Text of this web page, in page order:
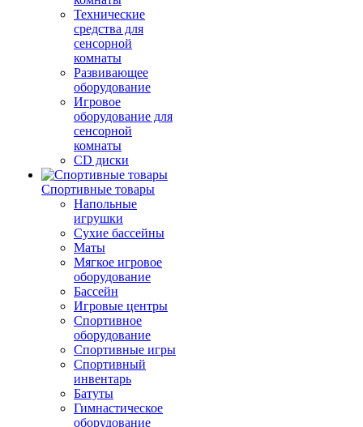
Технические
средства для
сенсорной
комнаты
Развивающее
оборудование
Игровое
оборудование для
сенсорной
комнаты
CD диски
Спортивные товары
Напольные
игрушки
Сухие бассейны
Маты
Мягкое игровое
оборудование
Бассейн
Игровые центры
Спортивное
оборудование
Спортивные игры
Спортивный
инвентарь
Батуты
Гимнастическое
оборудование